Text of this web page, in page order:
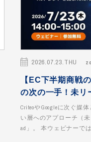
2026.07.23.THU
【EC下半期商戦
の次の一手！未
CriteoやGoogleに次ぐ媒
い層へのアプローチ（
ad」。 本ウェビナーで